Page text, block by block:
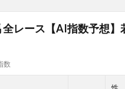
レース【AI指数予想】
数